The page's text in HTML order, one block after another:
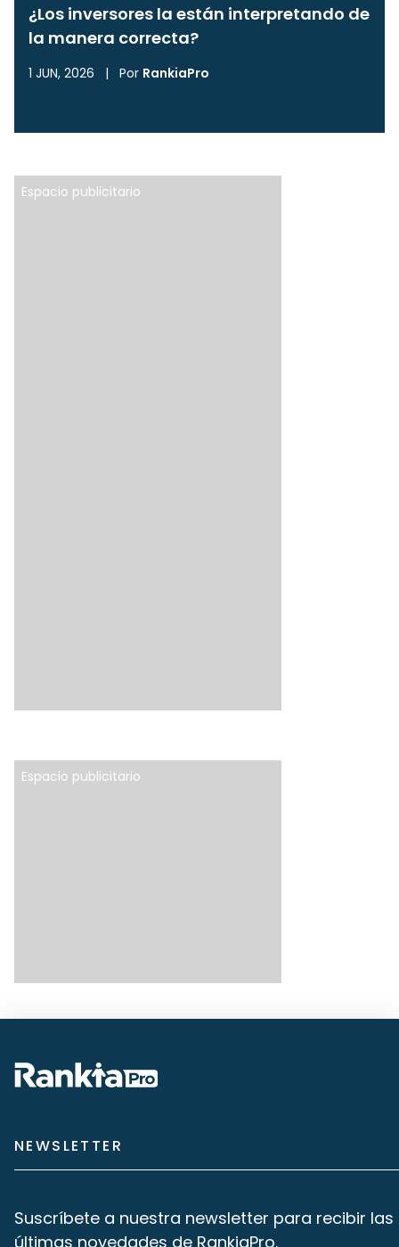
¿Los inversores la están interpretando de
la manera correcta?
1 JUN, 2026 | Por RankiaPro
Espacio publicitario
Espacio publicitario
NEWSLETTER
Suscríbete a nuestra newsletter para recibir las
últimas novedades de RankiaPro.